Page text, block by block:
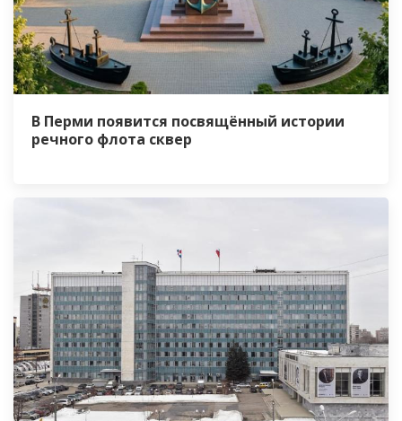
В Перми появится посвящённый истории
речного флота сквер